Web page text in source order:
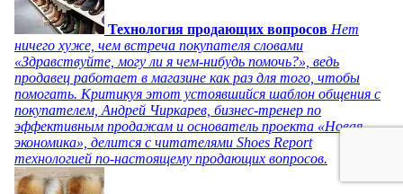
Технология продающих вопросов Нет
ничего хуже, чем встреча покупателя словами
«Здравствуйте, могу ли я чем-нибудь помочь?», ведь
продавец работает в магазине как раз для того, чтобы
помогать. Критикуя этот устоявшийся шаблон общения с
покупателем, Андрей Чиркарев, бизнес-тренер по
эффективным продажам и основатель проекта «Новая
экономика», делится с читателями Shoes Report
технологией по-настоящему продающих вопросов.